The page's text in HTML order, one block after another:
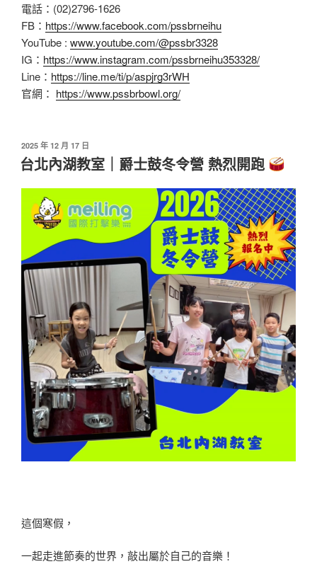
電話：(02)2796-1626
FB： https://www.facebook.com/pssbrneihu
YouTube : www.youtube.com/@pssbr3328
IG： https://www.instagram.com/pssbrneihu353328/
Line： https://line.me/ti/p/aspjrg3rWH
官網： https://www.pssbrbowl.org/
發
佈
於
2025 年 12 月 17 日
台北內湖教室｜爵士鼓冬令營 熱烈開跑
這個寒假，
一起走進節奏的世界，敲出屬於自己的音樂！